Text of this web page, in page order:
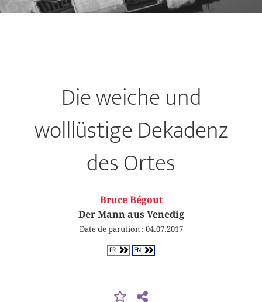
Die weiche und
wolllüstige Dekadenz
des Ortes
Bruce Bégout
Der Mann aus Venedig
Date de parution : 04.07.2017
FR EN